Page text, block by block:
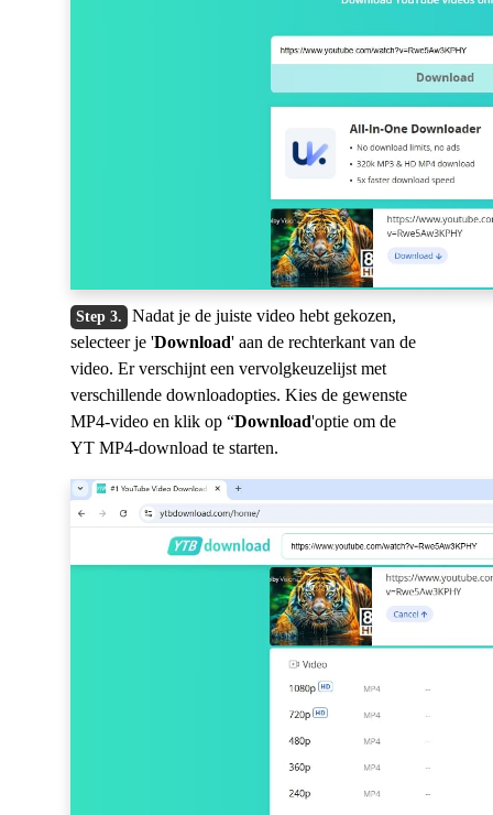
Nadat je de juiste video hebt gekozen,
selecteer je 'Download' aan de rechterkant van de
video. Er verschijnt een vervolgkeuzelijst met
verschillende downloadopties. Kies de gewenste
MP4-video en klik op “Download'optie om de
YT MP4-download te starten.